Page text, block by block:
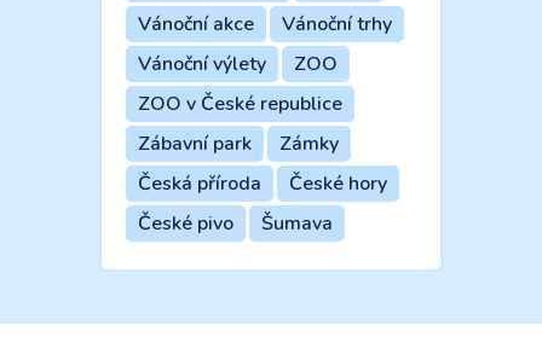
Vánoční akce
Vánoční trhy
Vánoční výlety
ZOO
ZOO v České republice
Zábavní park
Zámky
Česká příroda
České hory
České pivo
Šumava